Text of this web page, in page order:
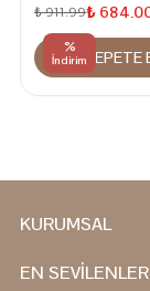
%
İndirim
İlkokul Sırt
₺ 911.99₺
SEPETE
KURUMSAL
EN SEVİLENLER